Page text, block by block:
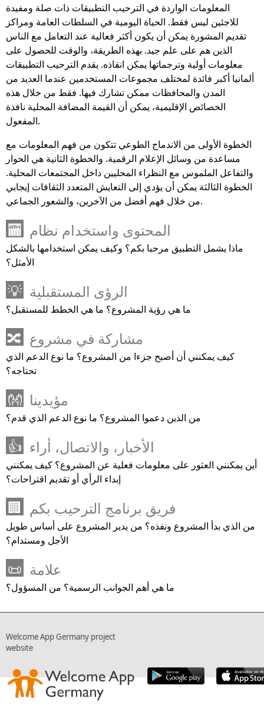
المعلومات الواردة في الترحيب التطبيقات ذات صلة ومفيدة
للاجئين ليس فقط. الحياة اليومية في السلطات العامة ومراكز
تقديم المشورة يمكن أن يكون أكثر فعالية عند التعامل مع الناس
الذين هم على علم جيد. بهذه الطريقة، والوقت للحصول على
معلومات أولية وترجماتها يمكن انقاذه. يقدم الترحيب التطبيقات
ألمانيا أكبر فائدة لمختلف مجموعات المستخدمين عندما العديد من
المدن والمحافظات ممكن تشارك فيها. فقط من خلال هذه
الخصائص الإقليمية، يمكن أن القيمة المضافة المحلية نافذة
المفعول.
الخطوة الأولى من الاندماج الطوعي تتكون من فهم المعلومات مع
مساعدة من وسائل الإعلام الرقمية. والخطوة الثانية هي الحوار
والتفاعل الملموس مع النظراء المحليين داخل المجتمعات المحلية.
الخطوة الثالثة يمكن أن يؤدي إلى التعايش المتعدد الثقافات إيجابي
من خلال فهم أفضل من الآخرين، والشعور الجماعي.
🏧 المحتوى واستخدام نظام
ماذا يشمل التطبيق مرحبا بكم؟ وكيف يمكن استخدامها بالشكل
الأمثل؟
💡 الرؤى المستقبلية
ما هي رؤية المشروع؟ ما هي الخطط للمستقبل؟
🔀 مشاركة في مشروع
كيف يمكنني أن أصبح جزءا من المشروع؟ ما نوع الدعم الذي
تحتاجه؟
👐 مؤيدينا
من الذين دعموا المشروع؟ ما نوع الدعم الذي قدم؟
👍 الأخبار، والاتصال، أراء
أين يمكنني العثور على معلومات فعلية عن المشروع؟ كيف يمكنني
إبداء الرأي أو تقديم اقتراحات؟
🏢 فريق برنامج الترحيب بكم
من الذي بدأ المشروع ونفذه؟ من يدير المشروع على أساس طويل
الأجل ومستدام؟
📜 علامة
ما هي أهم الجوانب الرسمية؟ من المسؤول؟
Welcome App Germany project
website